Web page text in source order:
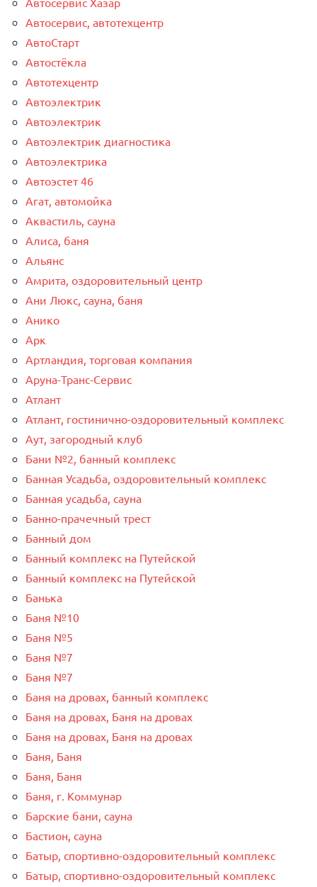
Автосервис, автотехцентр
АвтоСтарт
Автостёкла
Автотехцентр
Автоэлектрик
Автоэлектрик
Автоэлектрик диагностика
Автоэлектрика
Автоэстет 46
Агат, автомойка
Аквастиль, сауна
Алиса, баня
Альянс
Амрита, оздоровительный центр
Ани Люкс, сауна, баня
Анико
Арк
Артландия, торговая компания
Аруна-Транс-Сервис
Атлант
Атлант, гостинично-оздоровительный комплекс
Аут, загородный клуб
Бани №2, банный комплекс
Банная Усадьба, оздоровительный комплекс
Банная усадьба, сауна
Банно-прачечный трест
Банный дом
Банный комплекс на Путейской
Банный комплекс на Путейской
Банька
Баня №10
Баня №5
Баня №7
Баня №7
Баня на дровах, банный комплекс
Баня на дровах, Баня на дровах
Баня на дровах, Баня на дровах
Баня, Баня
Баня, Баня
Баня, г. Коммунар
Барские бани, сауна
Бастион, сауна
Батыр, спортивно-оздоровительный комплекс
Батыр, спортивно-оздоровительный комплекс